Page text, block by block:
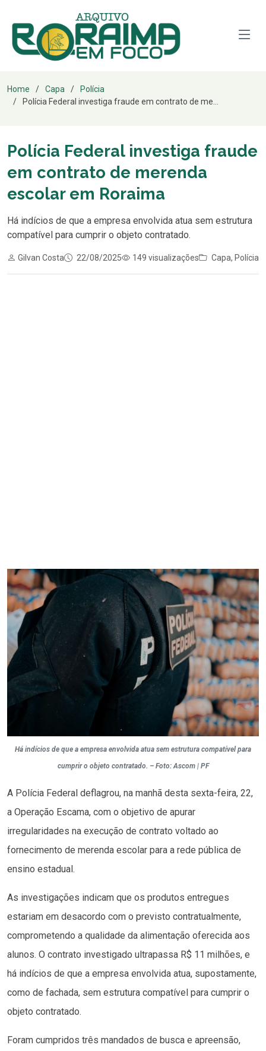
Home Capa
Polícia
Polícia Federal investiga fraude em contrato de me...
Polícia Federal investiga fraude
em contrato de merenda
escolar em Roraima
Há indícios de que a empresa envolvida atua sem estrutura
compatível para cumprir o objeto contratado.
Gilvan Costa 22/08/2025 149 visualizações Capa, Polícia
Há indícios de que a empresa envolvida atua sem estrutura compatível para
cumprir o objeto contratado. – Foto: Ascom | PF
A Polícia Federal deflagrou, na manhã desta sexta-feira, 22,
a Operação Escama, com o objetivo de apurar
irregularidades na execução de contrato voltado ao
fornecimento de merenda escolar para a rede pública de
ensino estadual.
As investigações indicam que os produtos entregues
estariam em desacordo com o previsto contratualmente,
comprometendo a qualidade da alimentação oferecida aos
alunos. O contrato investigado ultrapassa R$ 11 milhões, e
há indícios de que a empresa envolvida atua, supostamente,
como de fachada, sem estrutura compatível para cumprir o
objeto contratado.
Foram cumpridos três mandados de busca e apreensão,